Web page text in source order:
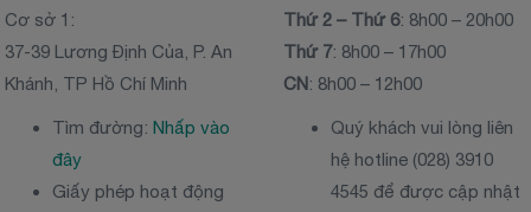
Cơ sở 1:
37-39 Lương Định Của, P. An
Khánh, TP Hồ Chí Minh
Tìm đường:Nhấp vào
đây
Giấy phép hoạt động
Thứ 2 – Thứ 6: 8h00 – 20h00
Thứ 7: 8h00 – 17h00
CN: 8h00 – 12h00
Quý khách vui lòng liên
hệ hotline (028) 3910
4545 để được cập nhật